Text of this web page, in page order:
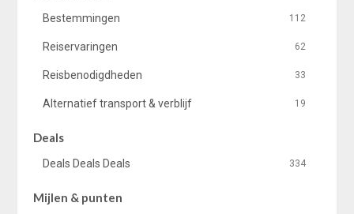
112
Bestemmingen
62
Reiservaringen
33
Reisbenodigdheden
19
Alternatief transport & verblijf
Deals
334
Deals Deals Deals
Mijlen & punten